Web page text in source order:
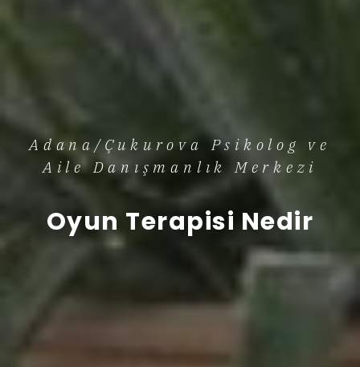
Adana/Çukurova Psikolog ve
Aile Danışmanlık Merkezi
Oyun Terapisi Nedir